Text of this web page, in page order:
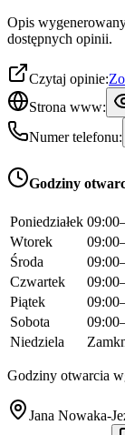
Opis
dostępnych opinii.
Czytaj opinie:
Strona www:
Numer telefonu:
Godziny
Poniedziałek
Wtorek
Środa
Czwartek
Piątek
Sobota
Niedziela
Godziny otwarcia
Jana Nowaka-